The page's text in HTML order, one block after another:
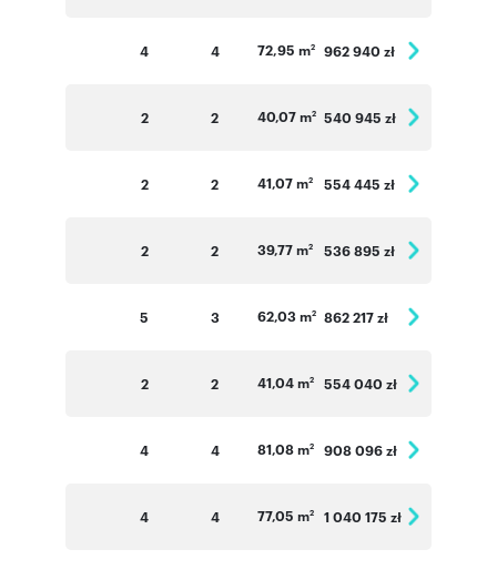
4 4 72,95 m2 962 940 zł
2 2 40,07 m2 540 945 zł
2 2 41,07 m2 554 445 zł
2 2 39,77 m2 536 895 zł
5 3 62,03 m2 862 217 zł
2 2 41,04 m2 554 040 zł
4 4 81,08 m2 908 096 zł
4 4 77,05 m2 1 040 175 zł